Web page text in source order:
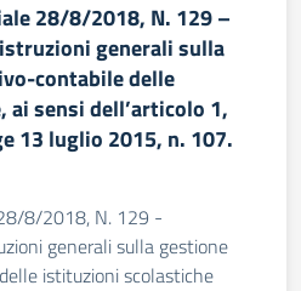
28/8/2018, N. 129 –
generali sulla
contabile delle
sensi dell’articolo 1,
13 luglio 2015, n. 107.
8/2018, N. 129 -
generali sulla gestione
istituzioni scolastiche